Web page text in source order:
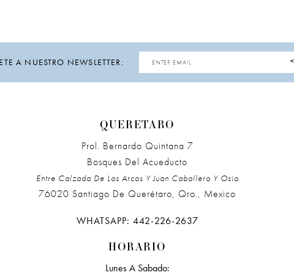
A NUESTRO NEWSLETTER:
QUERETARO
Prol. Bernardo Quintana 7
Bosques Del Acueducto
Entre Calzada De Los Arcos Y Juan Caballero Y Osio
76020 Santiago De Querétaro, Qro., Mexico
WHATSAPP: 442-226-2637
HORARIO
Lunes A Sabado: